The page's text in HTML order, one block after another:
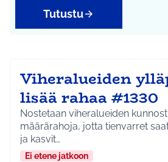
Tutustu
Viheralueiden
lisää rahaa #1330
Nostetaan viheralueiden
määrärahoja, jotta tienvarret
ja kasvit…
Ei etene jatkoon